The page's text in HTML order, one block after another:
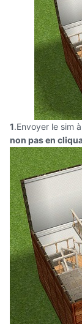
1.Envoyer le sim
non pas en